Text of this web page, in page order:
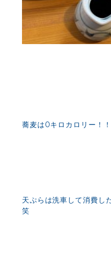
蕎麦は0キロカロリー！
天ぷらは洗車して消費し
笑